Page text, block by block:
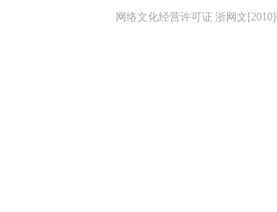
网络文化经营许可证 浙网文